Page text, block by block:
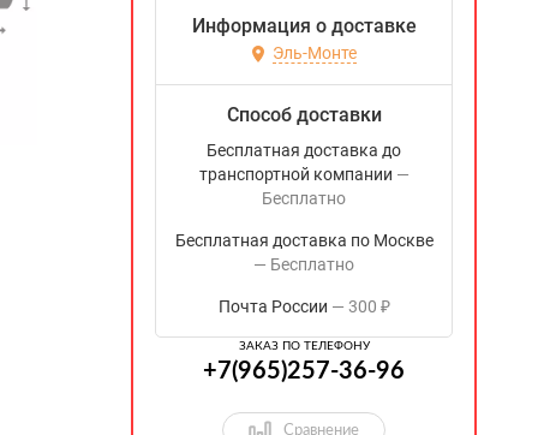
Информация о доставке
Эль-Монте
Способ доставки
Бесплатная доставка до
транспортной компании
Бесплатно
Бесплатная доставка по Москве
Бесплатно
Почта России 300 ₽
ЗАКАЗ ПО ТЕЛЕФОНУ
+7(965)257-36-96
Сравнение